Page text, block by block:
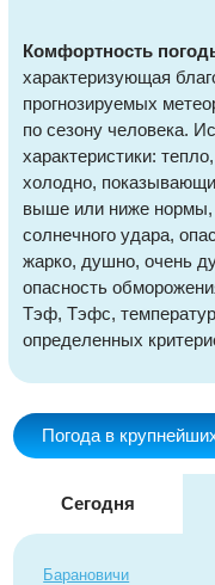
Комфортность
характеризующая
прогнозируемых
по сезону человека.
характеристики:
холодно,
выше или ниже нормы,
солнечного удара,
жарко, душно, очень
опасность
Тэф, Тэфс,
определенных
Погода в
Сегодня
Барановичи